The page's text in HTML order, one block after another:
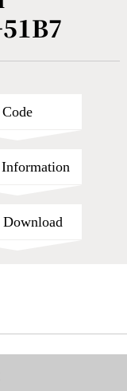
Code
Download